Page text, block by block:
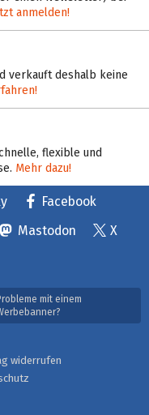
anmelden!
verkauft deshalb keine
flexible und
Mehr dazu!
Facebook
Mastodon
X
mit einem
widerrufen